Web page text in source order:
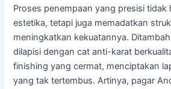
Proses penempaan yang presisi tidak
estetika, tetapi juga memadatkan
meningkatkan kekuatannya.
dilapisi dengan cat anti-karat
finishing yang cermat, menciptakan
yang tak tertembus. Artinya, pagar